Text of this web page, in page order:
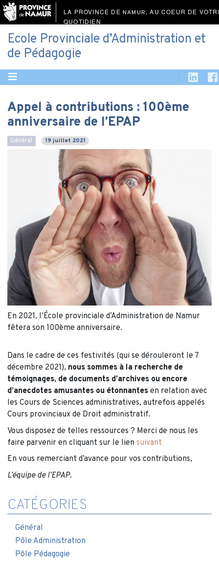
LA PROVINCE DE NAMUR, AU COEUR DE
QUOTIDIEN
Ecole Provinciale d’Administration et
de Pédagogie
Appel à contributions : 100ème
anniversaire de l’EPAP
Général 19 juillet 2021
En 2021, l’École provinciale d’Administration de Namur
fêtera son 100ème anniversaire.
Dans le cadre de ces festivités (qui se dérouleront le 7
décembre 2021), nous sommes à la recherche de
témoignages, de documents d’archives ou encore
d’anecdotes amusantes ou étonnantes en relation avec
les Cours de Sciences administratives, autrefois appelés
Cours provinciaux de Droit administratif.
Vous disposez de telles ressources ? Merci de nous les
faire parvenir en cliquant sur le lien suivant
En vous remerciant d’avance pour vos contributions,
L’équipe de l’EPAP.
CATÉGORIES
Général
Pôle Administration
Pôle Pédagogie